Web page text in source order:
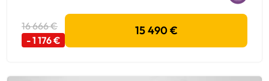
16 666 €
- 1 176 €
15 490 €